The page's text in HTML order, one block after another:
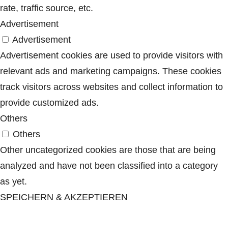
rate, traffic source, etc.
Advertisement
Advertisement
Advertisement cookies are used to provide visitors with
relevant ads and marketing campaigns. These cookies
track visitors across websites and collect information to
provide customized ads.
Others
Others
Other uncategorized cookies are those that are being
analyzed and have not been classified into a category
as yet.
SPEICHERN & AKZEPTIEREN